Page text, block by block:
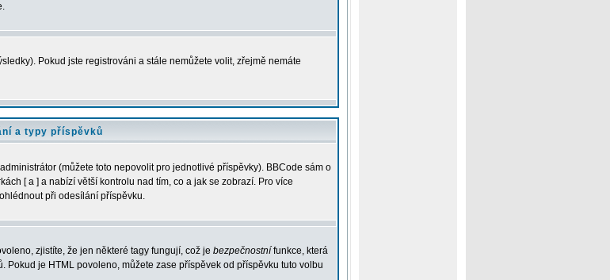
Pokud jste registrováni a stále nemůžete volit, zřejmě nemáte
a typy příspěvků
(můžete toto nepovolit pro jednotlivé příspěvky). BBCode sám o
[ a ] a nabízí větší kontrolu nad tím, co a jak se zobrazí. Pro více
při odesílání příspěvku.
zjistíte, že jen některé tagy fungují, což je bezpečnostní funkce, která
je HTML povoleno, můžete zase příspěvek od příspěvku tuto volbu